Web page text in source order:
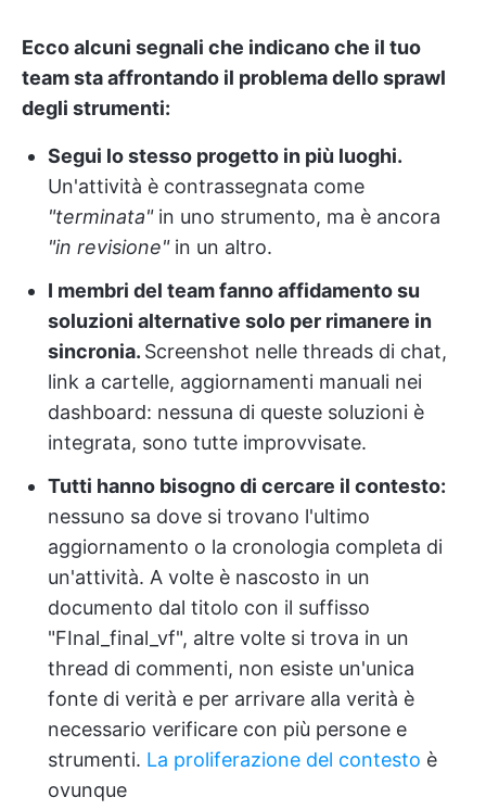
Ecco alcuni segnali che indicano che il tuo
team sta affrontando il problema dello sprawl
degli strumenti:
Segui lo stesso progetto in più luoghi.
Un'attività è contrassegnata come
"terminata"in uno strumento, ma è ancora
"in revisione"in un altro.
I membri del team fanno affidamento su
soluzioni alternative solo per rimanere in
sincronia. Screenshot nelle threads di chat,
link a cartelle, aggiornamenti manuali nei
dashboard: nessuna di queste soluzioni è
integrata, sono tutte improvvisate.
Tutti hanno bisogno di cercare il contesto:
nessuno sa dove si trovano l'ultimo
aggiornamento o la cronologia completa di
un'attività. A volte è nascosto in un
documento dal titolo con il suffisso
"FInal_final_vf", altre volte si trova in un
thread di commenti, non esiste un'unica
fonte di verità e per arrivare alla verità è
necessario verificare con più persone e
strumenti. La proliferazione del contesto è
ovunque